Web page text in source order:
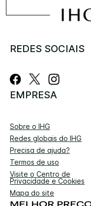
REDES SOCIAIS
EMPRESA
Sobre o IHG
Redes globais do IHG
Precisa de ajuda?
Termos de uso
Visite o Centro de
Privacidade e Cookies
Mapa do site